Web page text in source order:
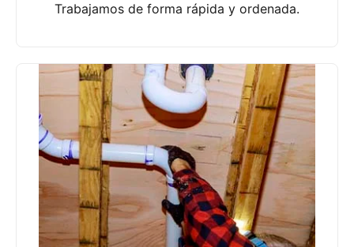
Trabajamos de forma rápida y ordenada.